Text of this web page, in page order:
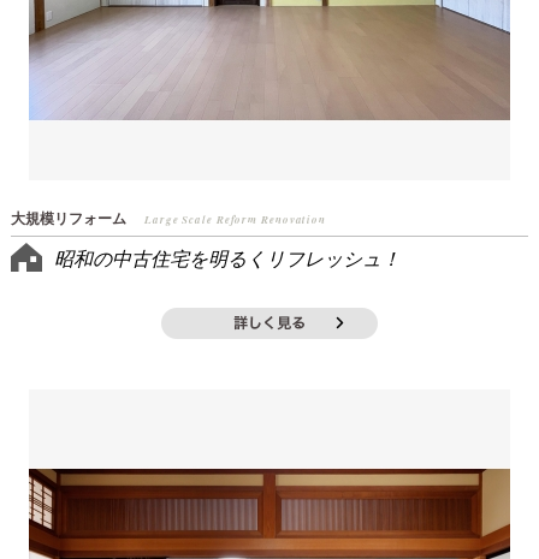
大規模リフォーム Large Scale Reform Renovation
昭和の中古住宅を明るくリフレッシュ！